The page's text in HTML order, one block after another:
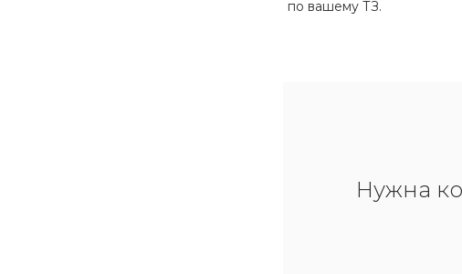
по вашему ТЗ.
Нужна